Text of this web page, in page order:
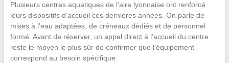
Plusieurs centres aquatiques de l’aire lyonnaise ont renforcé
leurs dispositifs d’accueil ces dernières années. On parle de
mises à l’eau adaptées, de créneaux dédiés et de personnel
formé. Avant de réserver, un appel direct à l’accueil du centre
reste le moyen le plus sûr de confirmer que l’équipement
correspond au besoin spécifique.